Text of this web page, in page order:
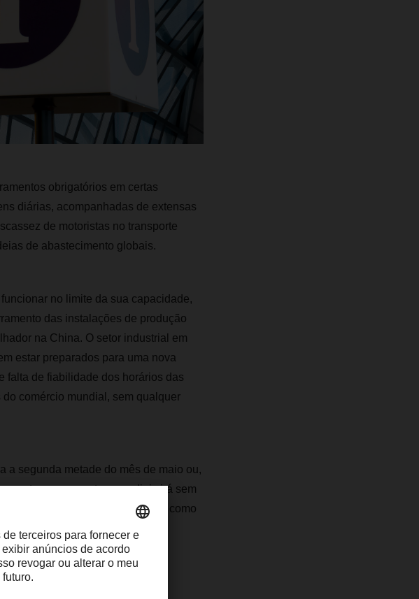
obrigatórios em certas
diárias, acompanhadas de extensas
de motoristas no transporte
de abastecimento globais.
no limite da sua capacidade,
das instalações de produção
na China. O setor industrial em
estar preparados para uma nova
falta de fiabilidade dos horários das
comércio mundial, sem qualquer
a segunda metade do mês de maio ou,
portos e aeroportos mundiais irá sem
e de espaço, assim como